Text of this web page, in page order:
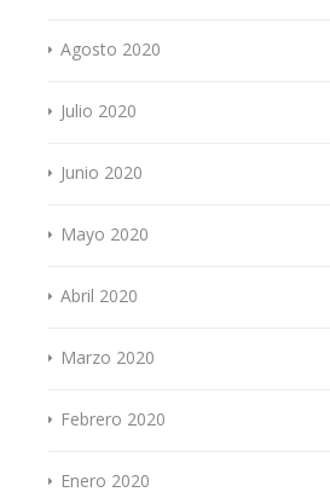
Agosto 2020
Julio 2020
Junio 2020
Mayo 2020
Abril 2020
Marzo 2020
Febrero 2020
Enero 2020